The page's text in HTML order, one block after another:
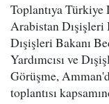
Toplantıya Türkiye
Arabistan Dışişleri
Dışişleri Bakanı
Yardımcısı ve
Görüşme,
toplantısı